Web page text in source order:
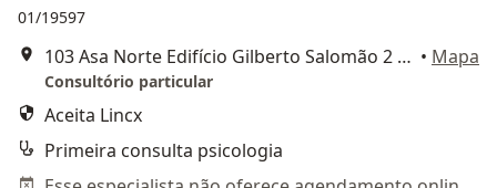
01/19597
103 Asa Norte Edifício Gilberto Salomão 2 Bloco B, Brasília • Mapa
Consultório particular
Aceita Lincx
Primeira consulta psicologia